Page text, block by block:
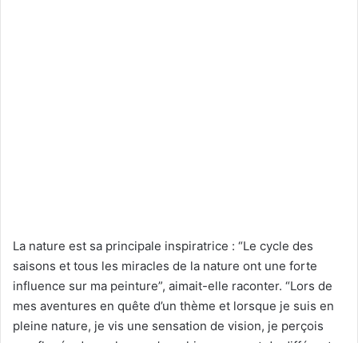
La nature est sa principale inspiratrice : “Le cycle des
saisons et tous les miracles de la nature ont une forte
influence sur ma peinture”, aimait-elle raconter. “Lors de
mes aventures en quête d’un thème et lorsque je suis en
pleine nature, je vis une sensation de vision, je perçois